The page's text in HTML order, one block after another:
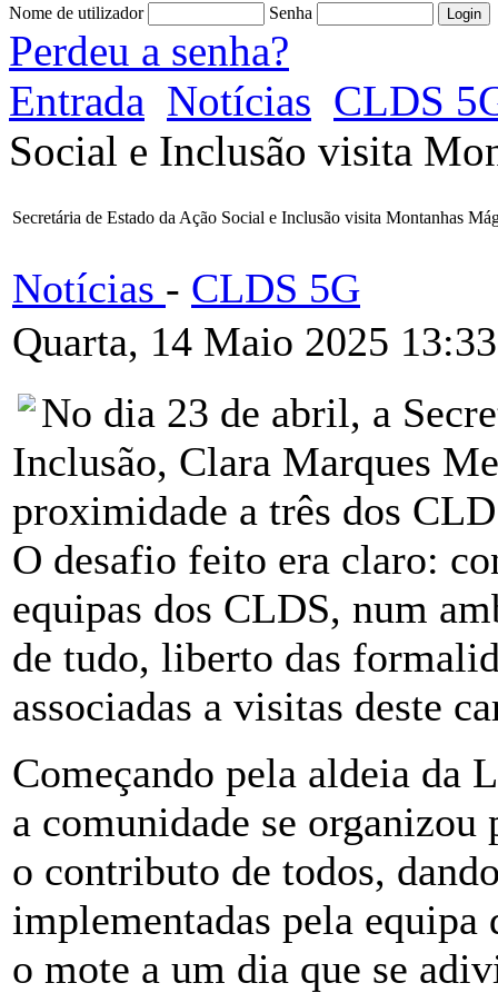
Nome de utilizador Senha
Perdeu a senha?
Entrada Notícias CLDS
Social e Inclusão visita
Secretária de Estado da Ação Social e Inclusão visita Montanhas
Notícias - CLDS 5G
Quarta, 14 Maio 2025 13:33
No dia 23 de abril, a
Inclusão, Clara Marques
proximidade a três dos
O desafio feito era claro:
equipas dos CLDS, num
de tudo, liberto das
associadas a visitas deste
Começando pela aldeia da
a comunidade se
o contributo de todos,
implementadas pela
o mote a um dia que se